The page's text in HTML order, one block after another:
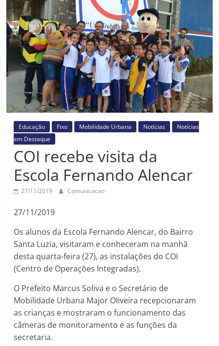
Prefeitura
Estância
Turística
Guaratinguetá
Educação Fixo Mobilidade Urbana Notícias
Notícias
em Destaque
COI recebe visita da
Escola Fernando Alencar
27/11/2019 Comunicacao
27/11/2019
Os alunos da Escola Fernando Alencar, do Bairro
Santa Luzia, visitaram e conheceram na manhã
desta quarta-feira (27), as instalações do COI
(Centro de Operações Integradas).
O Prefeito Marcus Soliva e o Secretário de
Mobilidade Urbana Major OIiveira recepcionaram
as crianças e mostraram o funcionamento das
câmeras de monitoramento e as funções da
secretaria.